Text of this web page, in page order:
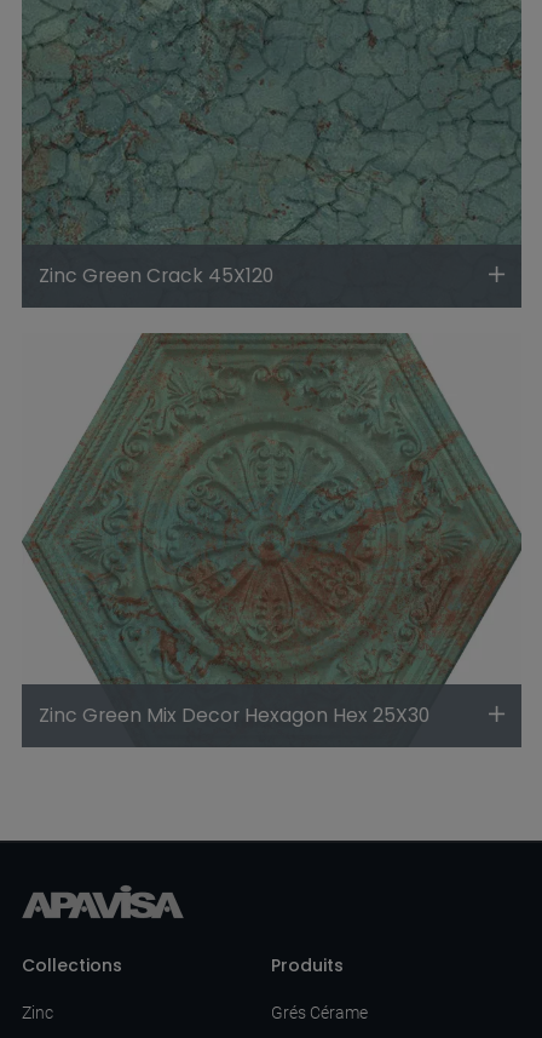
Zinc Green Crack 45X120
Zinc Green Mix Decor Hexagon Hex 25X30
Collections
Zinc
Produits
Grés Cérame